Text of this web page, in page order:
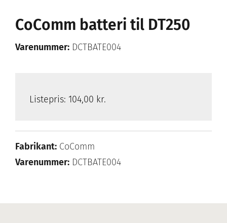
CoComm batteri til DT250
Varenummer: DCTBATE004
Listepris: 104,00 kr.
Fabrikant: CoComm
Varenummer: DCTBATE004